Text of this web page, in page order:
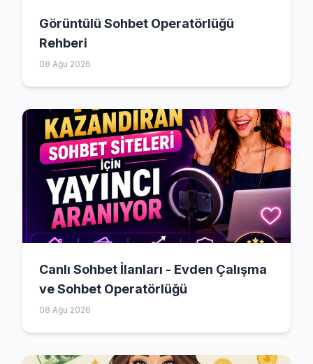
Görüntülü Sohbet Operatörlüğü
Rehberi
08 Ağu 2026
Canlı Sohbet İlanları - Evden Çalışma
ve Sohbet Operatörlüğü
08 Ağu 2026